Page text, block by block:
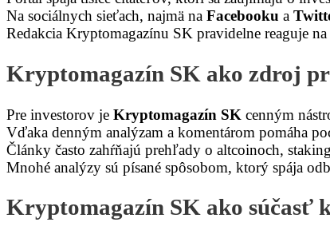
Na sociálnych sieťach, najmä na Facebooku a
Redakcia Kryptomagazínu SK pravidelne reaguje
Kryptomagazín SK ako zdroj
Pre investorov je Kryptomagazín SK cenným
Vďaka denným analýzam a komentárom pomáha
Články často zahŕňajú prehľady o altcoinoch,
Mnohé analýzy sú písané spôsobom, ktorý spája
Kryptomagazín SK ako súčasť